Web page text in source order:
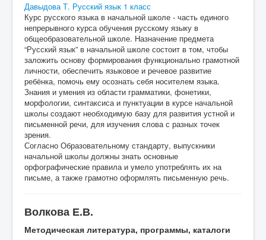
Давыдова Т. Русский язык 1 класс
Курс русского языка в начальной школе - часть единого
непрерывного курса обучения русскому языку в
общеобразовательной школе. Назначение предмета
“Русский язык” в начальной школе состоит в том, чтобы
заложить основу формирования функционально грамотной
личности, обеспечить языковое и речевое развитие
ребёнка, помочь ему осознать себя носителем языка.
Знания и умения из области грамматики, фонетики,
морфологии, синтаксиса и пунктуации в курсе начальной
школы создают необходимую базу для развития устной и
письменной речи, для изучения слова с разных точек
зрения.
Согласно Образовательному стандарту, выпускники
начальной школы должны знать основные
орфографические правила и умело употреблять их на
письме, а также грамотно оформлять письменную речь.
Волкова Е.В.
Методическая литература, программы, каталоги